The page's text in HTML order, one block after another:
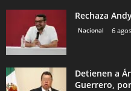
Rechaza
Nacional 6
Detienen a
Guerrero,